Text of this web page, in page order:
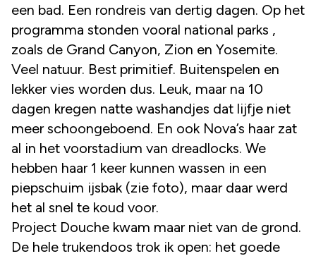
een bad. Een rondreis van dertig dagen. Op het
programma stonden vooral national parks ,
zoals de Grand Canyon, Zion en Yosemite.
Veel natuur. Best primitief. Buitenspelen en
lekker vies worden dus. Leuk, maar na 10
dagen kregen natte washandjes dat lijfje niet
meer schoongeboend. En ook Nova’s haar zat
al in het voorstadium van dreadlocks. We
hebben haar 1 keer kunnen wassen in een
piepschuim ijsbak (zie foto), maar daar werd
het al snel te koud voor.
Project Douche kwam maar niet van de grond.
De hele trukendoos trok ik open: het goede